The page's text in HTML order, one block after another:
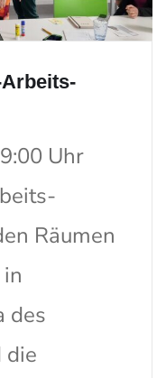
Uhr
Räumen
des